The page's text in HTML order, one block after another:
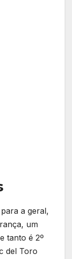
a geral,
um
tanto é 2º
del Toro